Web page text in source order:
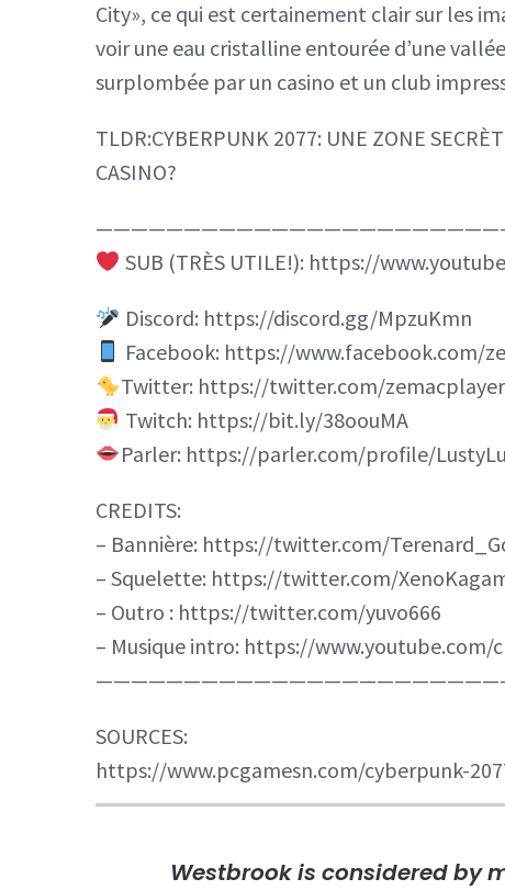
City», ce qui est certainement clair sur les
voir une eau cristalline entourée d’une
surplombée par un casino et un club
TLDR:CYBERPUNK 2077: UNE ZONE
CASINO?
SUB (TRÈS UTILE!): https://
Discord: https://discord.gg/MpzuKmn
Facebook: https://www.facebook.com/
Twitter: https://twitter.com/zemacplayer
Twitch: https://bit.ly/38oouMA
Parler: https://parler.com/profile/
CREDITS:
– Bannière: https://twitter.com/
– Squelette: https://twitter.com/
– Outro : https://twitter.com/yuvo666
– Musique intro: https://www.youtube.com/
SOURCES:
https://www.pcgamesn.com/cyberpunk-
Westbrook is considered by